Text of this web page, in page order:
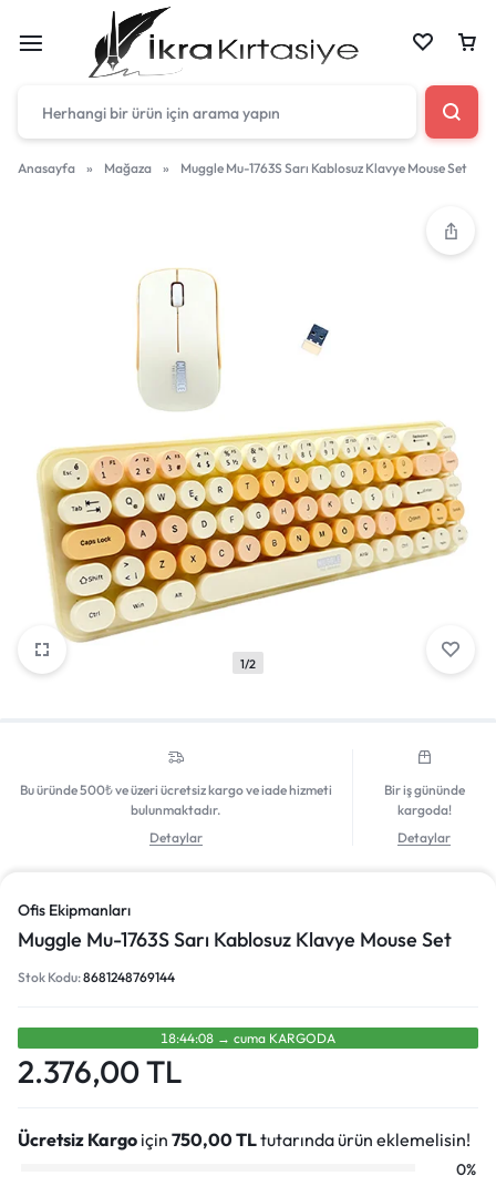
Harika fırsatları kaçırmayın! Alışverişe başlayın
veya eklenen ürünleri görüntülemek için oturum
Mağazadaki Yenilikler
Giriş Yap
Anasayfa » Mağaza » Muggle Mu-1763S Sarı Kablosuz Klavye Mouse Set
1/2
Bu üründe 500₺ ve üzeri ücretsiz kargo ve iade hizmeti
bulunmaktadır.
Detaylar
Bir iş gününde
kargoda!
Detaylar
Ofis Ekipmanları
Muggle Mu-1763S Sarı Kablosuz Klavye Mouse Set
Stok Kodu:8681248769144
18:44:07 → cuma KARGODA
2.376,00TL
Ücretsiz Kargo için 750,00TLtutarında ürün eklemelisin!
0%